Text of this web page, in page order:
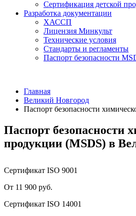
Сертификация детской
Разработка документации
ХАССП
Лицензия Минкульт
Технические условия
Стандарты и регламенты
Паспорт безопасности
Главная
Великий Новгород
Паспорт безопасности
Паспорт безопасности
продукции (MSDS) в
Сертификат ISO 9001
От 11 900 руб.
Сертификат ISO 14001